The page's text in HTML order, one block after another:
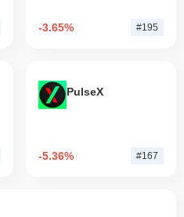
-3.65% #195
PulseX
-5.36% #167